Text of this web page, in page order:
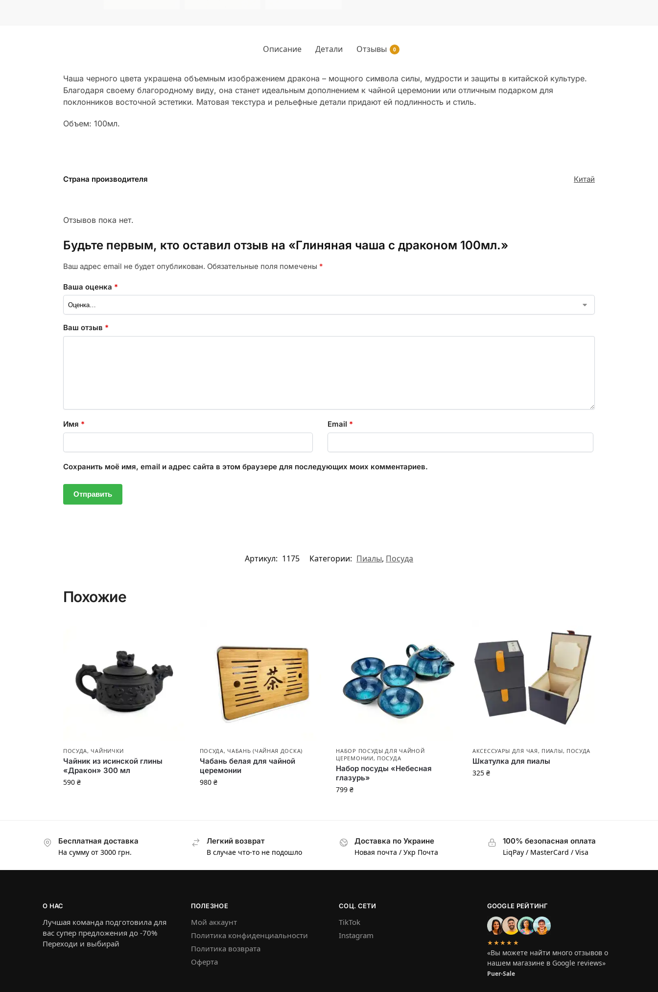
Описание Детали Отзывы 0
Чаша черного цвета украшена объемным изображением дракона – мощного символа силы, мудрости и защиты в китайской культуре.
Благодаря своему благородному виду, она станет идеальным дополнением к чайной церемонии или отличным подарком для
поклонников восточной эстетики. Матовая текстура и рельефные детали придают ей подлинность и стиль.
Объем: 100мл.
Страна производителя Китай
Отзывов пока нет.
Будьте первым, кто оставил отзыв на «Глиняная чаша с драконом 100мл.»
Ваш адрес email не будет опубликован. Обязательные поля помечены *
Ваша оценка *
Ваш отзыв *
Имя * Email *
Сохранить моё имя, email и адрес сайта в этом браузере для последующих моих комментариев.
Артикул: 1175 Категории: Пиалы, Посуда
Похожие
ПОСУДА,ЧАЙНИЧКИ
Чайник из исинской глины
«Дракон» 300 мл
590 ₴
ПОСУДА,ЧАБАНЬ (ЧАЙНАЯ ДОСКА)
Чабань белая для чайной
церемонии
980 ₴
НАБОР ПОСУДЫ ДЛЯ ЧАЙНОЙ
ЦЕРЕМОНИИ, ПОСУДА
Набор посуды «Небесная
глазурь»
799₴
АКСЕССУАРЫ ДЛЯ ЧАЯ, ПИАЛЫ, ПОСУДА
Шкатулка для пиалы
325₴
Бесплатная доставка
На сумму от 3000 грн.
Легкий возврат
В случае что-то не подошло
Доставка по Украине
Новая почта / Укр Почта
100% безопасная оплата
LiqPay / MasterCard / Visa
О НАС
Лучшая команда подготовила для
вас супер предложения до -70%
Переходи и выбирай
ПОЛЕЗНОЕ
Мой аккаунт
Политика конфиденциальности
Политика возврата
Оферта
СОЦ. СЕТИ
TikTok
Instagram
GOOGLE РЕЙТИНГ
★★★★★
«Вы можете найти много отзывов о
нашем магазине в Google reviews»
Puer-Sale